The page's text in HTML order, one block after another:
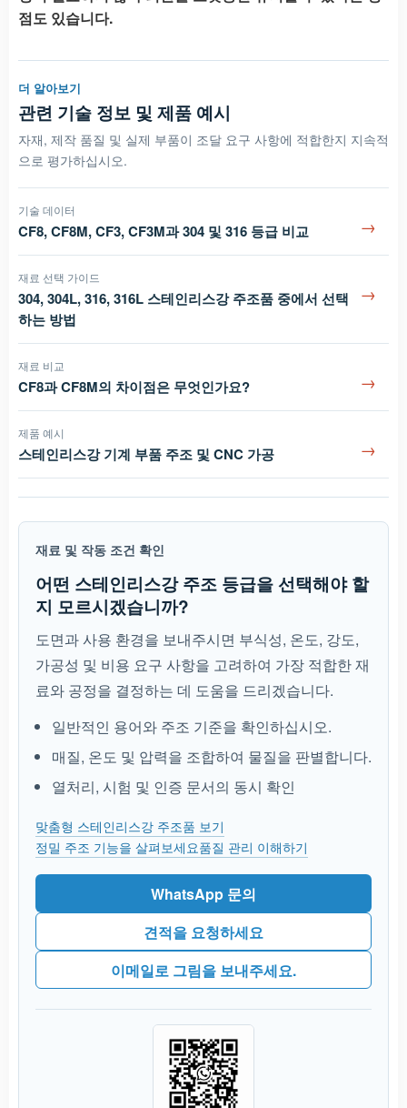
점도 있습니다.
더 알아보기
관련 기술 정보 및 제품 예시
자재, 제작 품질 및 실제 부품이 조달 요구 사항에 적합한지 지속적
으로 평가하십시오.
기술 데이터
CF8, CF8M, CF3, CF3M과 304 및 316 등급 비교 →
재료 선택 가이드
304, 304L, 316, 316L 스테인리스강 주조품 중에서 선택
하는 방법
→
재료 비교
CF8과 CF8M의 차이점은 무엇인가요? →
제품 예시
스테인리스강 기계 부품 주조 및 CNC 가공 →
재료 및 작동 조건 확인
어떤 스테인리스강 주조 등급을 선택해야 할
지 모르시겠습니까?
도면과 사용 환경을 보내주시면 부식성, 온도, 강도,
가공성 및 비용 요구 사항을 고려하여 가장 적합한 재
료와 공정을 결정하는 데 도움을 드리겠습니다.
일반적인 용어와 주조 기준을 확인하십시오.
매질, 온도 및 압력을 조합하여 물질을 판별합니다.
열처리, 시험 및 인증 문서의 동시 확인
맞춤형 스테인리스강 주조품 보기
정밀 주조 기능을 살펴보세요품질 관리 이해하기
WhatsApp 문의
견적을 요청하세요
이메일로 그림을 보내주세요.